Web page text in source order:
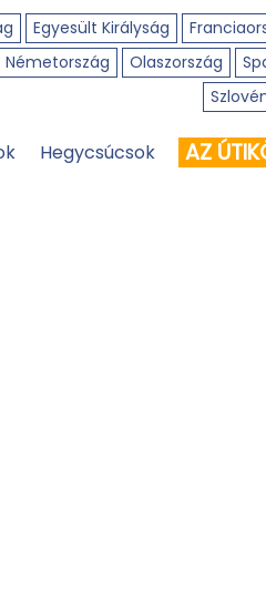
Egyesült Királyság
Németország Olaszország
Hegycsúcsok AZ